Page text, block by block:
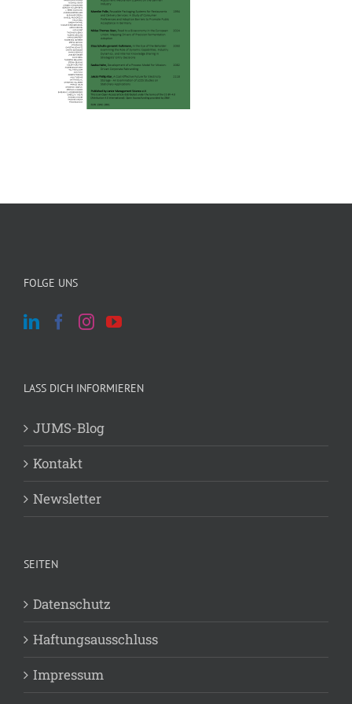
FOLGE UNS
LASS DICH INFORMIEREN
JUMS-Blog
Kontakt
Newsletter
SEITEN
Datenschutz
Haftungsausschluss
Impressum